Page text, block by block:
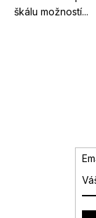
škálu možností...